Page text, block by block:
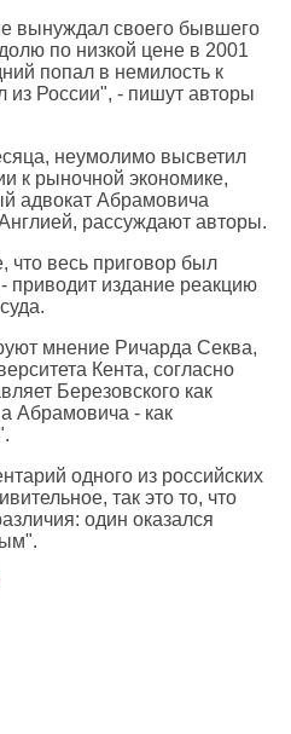
вынуждал своего бывшего
по низкой цене в 2001
попал в немилость к
из России", - пишут авторы
неумолимо высветил
к рыночной экономике,
адвокат Абрамовича
рассуждают авторы.
что весь приговор был
издание реакцию
мнение Ричарда Секва,
Кента, согласно
Березовского как
Абрамовича - как
одного из российских
так это то, что
один оказался